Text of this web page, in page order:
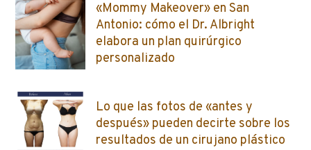
«Mommy Makeover» en San
Antonio: cómo el Dr. Albright
elabora un plan quirúrgico
personalizado
Lo que las fotos de «antes y
después» pueden decirte sobre los
resultados de un cirujano plástico